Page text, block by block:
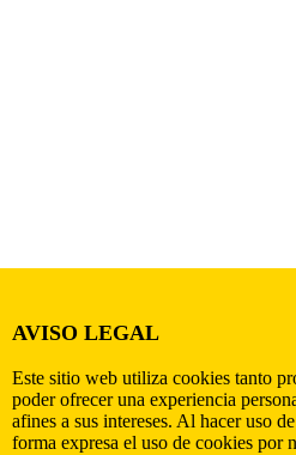
AVISO LEGAL
Este sitio web utiliza cookies tanto
poder ofrecer una experiencia
afines a sus intereses. Al hacer uso
forma expresa el uso de cookies por